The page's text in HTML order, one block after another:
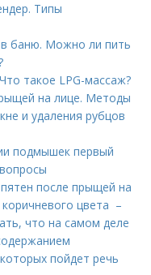
Типы
в баню. Можно ли пить
такое LPG-массаж?
на лице. Методы
и удаления рубцов
подмышек первый
после прыщей на
цвета –
что на самом деле
пойдет речь